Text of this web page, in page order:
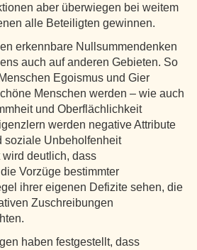
aber überwiegen bei weitem
alle Beteiligten gewinnen.
erkennbare Nullsummendenken
auch auf anderen Gebieten. So
Egoismus und Gier
Menschen werden – wie auch
und Oberflächlichkeit
werden negative Attribute
soziale Unbeholfenheit
deutlich, dass
Vorzüge bestimmter
ihrer eigenen Defizite sehen, die
Zuschreibungen
haben festgestellt, dass